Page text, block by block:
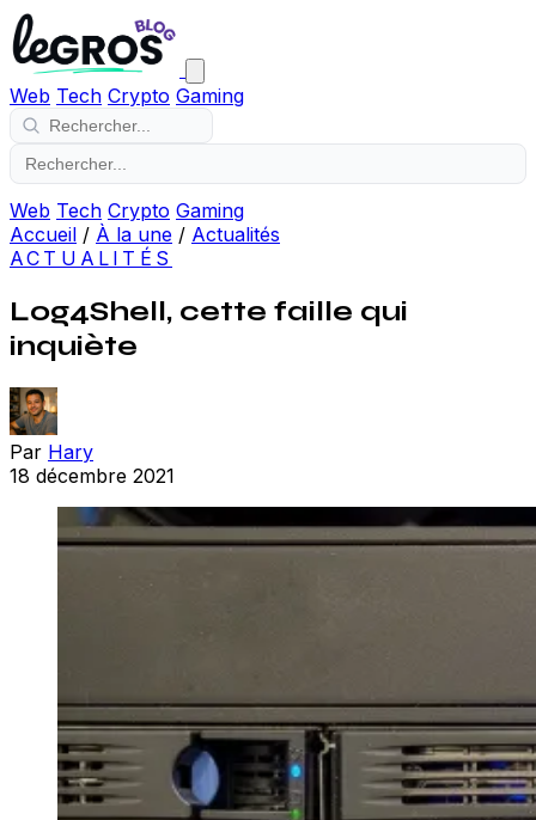
Web Tech Crypto Gaming
Web Tech Crypto Gaming
Accueil / À la une / Actualités
ACTUALITÉS
Log4Shell, cette faille qui
inquiète
Par Hary
18 décembre 2021